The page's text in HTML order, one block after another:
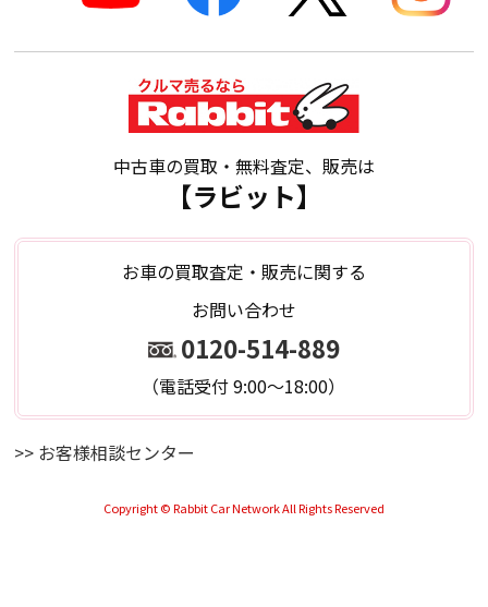
中古車の買取・無料査定、販売は
【ラビット】
お車の買取査定・販売に関する
お問い合わせ
0120-514-889
（電話受付 9:00～18:00）
>> お客様相談センター
Copyright © Rabbit Car Network All Rights Reserved